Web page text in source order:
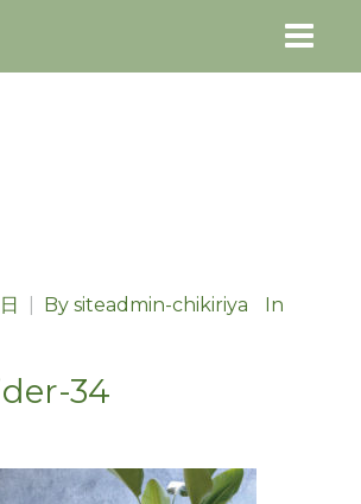
By siteadmin-chikiriya In
34